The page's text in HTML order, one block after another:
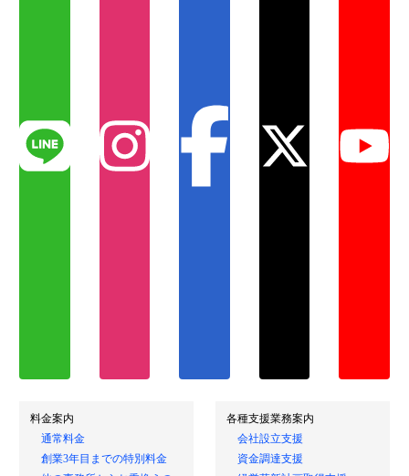
料金案内
通常料金
各種支援業務案内
会社設立支援